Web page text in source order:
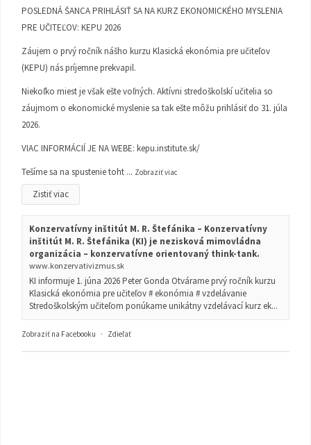
POSLEDNÁ ŠANCA PRIHLÁSIŤ SA NA KURZ EKONOMICKÉHO MYSLENIA
PRE UČITEĽOV: KEPU 2026
Záujem o prvý ročník nášho kurzu Klasická ekonómia pre učiteľov
(KEPU) nás príjemne prekvapil.
Niekoľko miest je však ešte voľných. Aktívni stredoškolskí učitelia so
záujmom o ekonomické myslenie sa tak ešte môžu prihlásiť do 31. júla
2026.
VIAC INFORMÁCIÍ JE NA WEBE: kepu.institute.sk/
Tešíme sa na spustenie toht ... Zobraziť viac
Zistiť viac
Konzervatívny inštitút M. R. Štefánika – Konzervatívny
inštitút M. R. Štefánika (KI) je nezisková mimovládna
organizácia – konzervatívne orientovaný think-tank.
www.konzervativizmus.sk
KI informuje 1. júna 2026 Peter Gonda Otvárame prvý ročník kurzu
Klasická ekonómia pre učiteľov # ekonómia # vzdelávanie
Stredoškolským učiteľom ponúkame unikátny vzdelávací kurz ek...
Zobraziť na Facebooku · Zdieľať